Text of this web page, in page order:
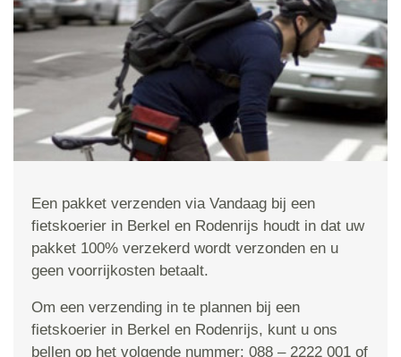
Een pakket verzenden via Vandaag bij een
fietskoerier in Berkel en Rodenrijs houdt in dat uw
pakket 100% verzekerd wordt verzonden en u
geen voorrijkosten betaalt.
Om een verzending in te plannen bij een
fietskoerier in Berkel en Rodenrijs, kunt u ons
bellen op het volgende nummer: 088 – 2222 001 of